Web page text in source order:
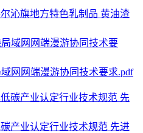
沁旗地方特色乳制品 黄油渣
网网端漫游协同技术要求.pdf
碳产业认定行业技术规范 先进